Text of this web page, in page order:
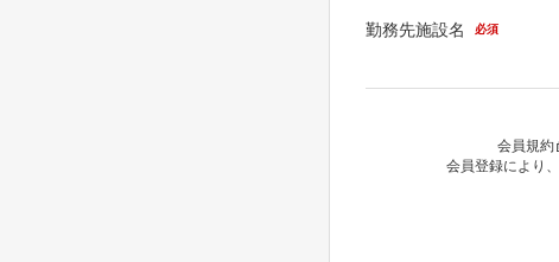
勤務先施設名 必須
会員規約
会員登録により、